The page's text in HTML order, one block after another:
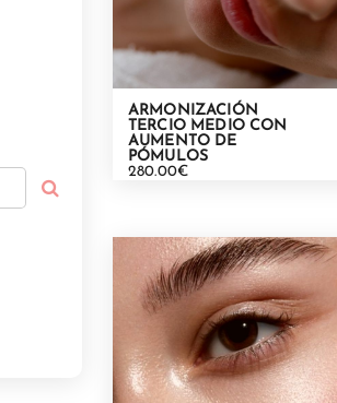
ARMONIZACIÓN
TERCIO MEDIO CON
AUMENTO DE
PÓMULOS
280.00€